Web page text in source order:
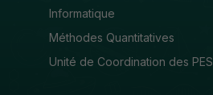
Informatique
Méthodes Quantitatives
Unité de Coordination des PES